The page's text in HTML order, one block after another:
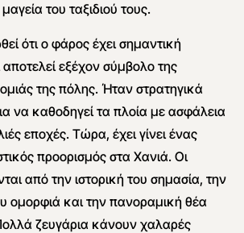
του ταξιδιού τους.
ότι ο φάρος έχει σημαντική
αποτελεί εξέχον σύμβολο της
της πόλης. Ήταν στρατηγικά
να καθοδηγεί τα πλοία με ασφάλεια
εποχές. Τώρα, έχει γίνει ένας
προορισμός στα Χανιά. Οι
από την ιστορική του σημασία, την
ομορφιά και την πανοραμική θέα
ζευγάρια κάνουν χαλαρές